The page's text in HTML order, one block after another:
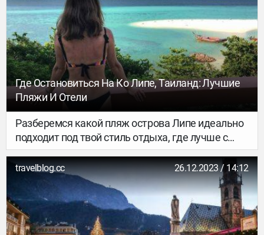
Где Остановиться На Ко Липе, Таиланд: Лучшие
Пляжи И Отели
Разберемся какой пляж острова Липе идеально
подходит под твой стиль отдыха, где лучше с
детьми, где поспокойнее и подальше от
вечерней тусовки, где весело и всегда есть чем
заняться, где дешевле, а где самое красивое
побережье.
travelblog.cc 26.12.2023 / 14:12